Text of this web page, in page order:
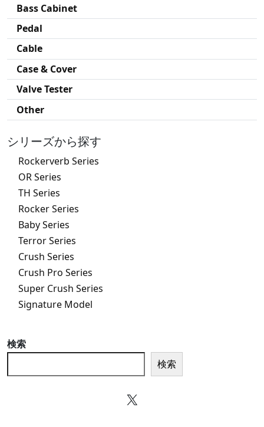
Bass Cabinet
Pedal
Cable
Case & Cover
Valve Tester
Other
シリーズから探す
Rockerverb Series
OR Series
TH Series
Rocker Series
Baby Series
Terror Series
Crush Series
Crush Pro Series
Super Crush Series
Signature Model
検索
検索
X